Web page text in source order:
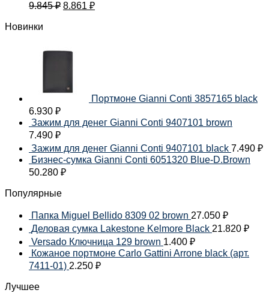
9.845₽ 8.861 ₽
Новинки
Портмоне Gianni Conti 3857165 black
6.930 ₽
Зажим для денег Gianni Conti 9407101 brown
7.490 ₽
Зажим для денег Gianni Conti 9407101 black 7.490 ₽
Бизнес-сумка Gianni Conti 6051320 Blue-D.Brown
50.280 ₽
Популярные
Папка Miguel Bellido 8309 02 brown 27.050 ₽
Деловая сумка Lakestone Kelmore Black 21.820 ₽
Versado Ключница 129 brown 1.400 ₽
Кожаное портмоне Carlo Gattini Arrone black (арт.
7411-01) 2.250 ₽
Лучшее